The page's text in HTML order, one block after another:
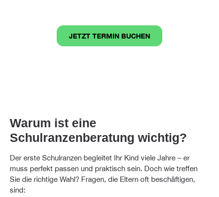
JETZT TERMIN BUCHEN​
Warum ist eine
Schulranzenberatung wichtig?
Der erste Schulranzen begleitet Ihr Kind viele Jahre – er
muss perfekt passen und praktisch sein. Doch wie treffen
Sie die richtige Wahl? Fragen, die Eltern oft beschäftigen,
sind: